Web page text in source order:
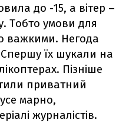
до -15, а вітер –
Тобто умови для
важкими. Негода
їх шукали на
Пізніше
приватний
марно,
журналістів.